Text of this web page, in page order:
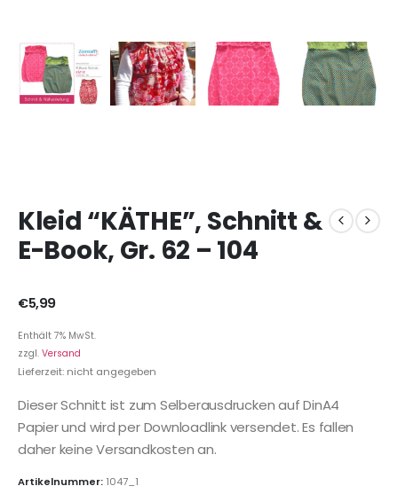
Kleid “KÄTHE”, Schnitt &
E-Book, Gr. 62 – 104
€5,99
Enthält 7% MwSt.
zzgl. Versand
Lieferzeit: nicht angegeben
Dieser Schnitt ist zum Selberausdrucken auf DinA4
Papier und wird per Downloadlink versendet. Es fallen
daher keine Versandkosten an.
Artikelnummer: 1047_1